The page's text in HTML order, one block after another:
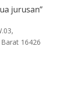
jurusan”
16426